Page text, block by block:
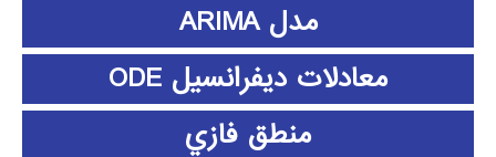
مدل ARIMA
معادلات دیفرانسیل ODE
منطق فازي